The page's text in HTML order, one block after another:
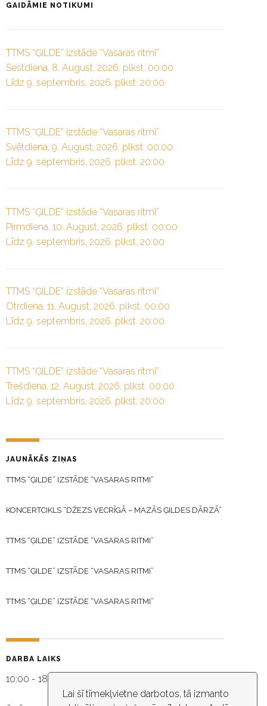
Lai šī tīmekļvietne darbotos, tā izmanto
GAIDĀMIE NOTIKUMI
TTMS “ĢILDE” izstāde “Vasaras ritmi”
Sestdiena, 8. August, 2026. plkst. 00:00
Līdz 9. septembris, 2026. plkst. 20:00
TTMS “ĢILDE” izstāde “Vasaras ritmi”
Svētdiena, 9. August, 2026. plkst. 00:00
Līdz 9. septembris, 2026. plkst. 20:00
TTMS “ĢILDE” izstāde “Vasaras ritmi”
Pirmdiena, 10. August, 2026. plkst. 00:00
Līdz 9. septembris, 2026. plkst. 20:00
TTMS “ĢILDE” izstāde “Vasaras ritmi”
Otrdiena, 11. August, 2026. plkst. 00:00
Līdz 9. septembris, 2026. plkst. 20:00
TTMS “ĢILDE” izstāde “Vasaras ritmi”
Trešdiena, 12. August, 2026. plkst. 00:00
Līdz 9. septembris, 2026. plkst. 20:00
JAUNĀKĀS ZIŅAS
TTMS “ĢILDE” IZSTĀDE “VASARAS RITMI”
KONCERTCIKLS “DŽEZS VECRĪGĀ – MAZĀS ĢILDES DĀRZĀ”
TTMS “ĢILDE” IZSTĀDE “VASARAS RITMI”
TTMS “ĢILDE” IZSTĀDE “VASARAS RITMI”
TTMS “ĢILDE” IZSTĀDE “VASARAS RITMI”
DARBA LAIKS
10:00 - 18:30